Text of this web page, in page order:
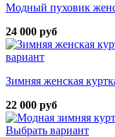
Модный пуховик
24 000 руб
вариант
Зимняя женская
22 000 руб
Выбрать вариант